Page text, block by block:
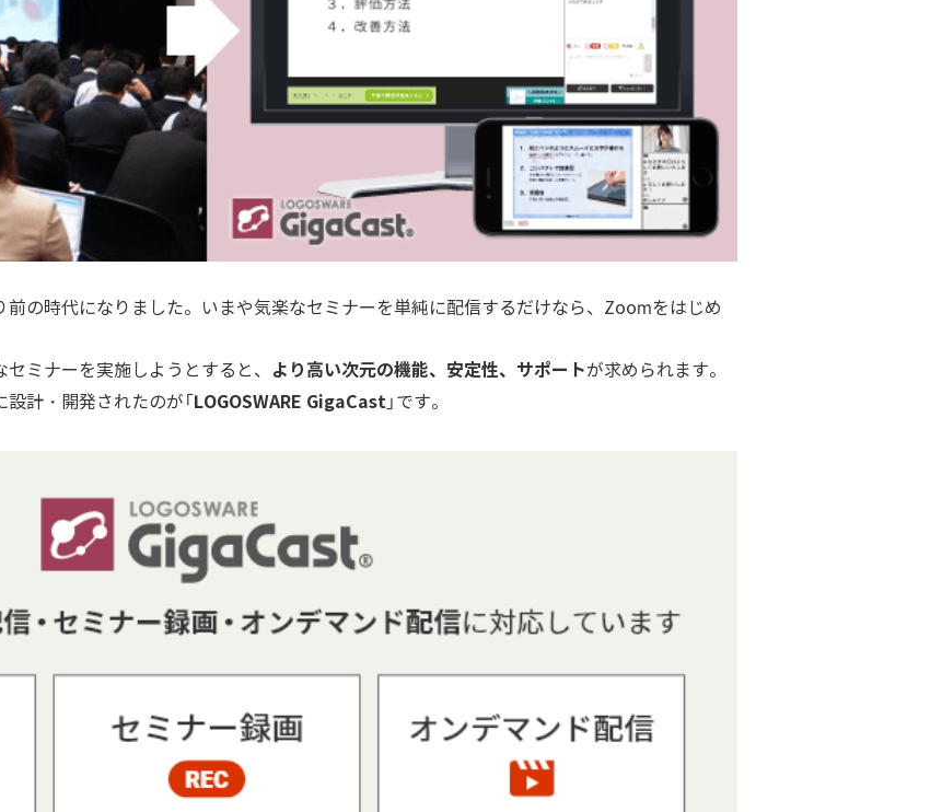
の時代になりました。いまや気楽なセミナーを単純に配信するだけなら、Zoomをはじめ
ミナーを実施しようとすると、
より高い次元の機能、安定性、サポートが求められます。
計・開発されたのが「LOGOSWARE GigaCast 」です。